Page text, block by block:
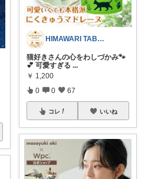
HIMAWARI TABLE🌼
猫好きさんの心をわしづかみ🐾
💕 可愛すぎる ...
￥ 1,200
0 0 67
コレ いいね